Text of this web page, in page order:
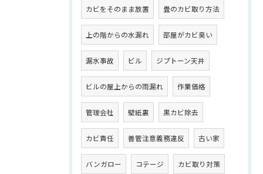
カビをそのまま放置 畳のカビ取り方法
上の階からの水漏れ 部屋がカビ臭い
漏水事故 ビル ジプトーン天井
ビルの屋上からの雨漏れ 作業価格
管理会社 壁紙裏 黒カビ除去
カビ責任 善管注意義務違反 古い家
バンガロー コテージ カビ取り対策